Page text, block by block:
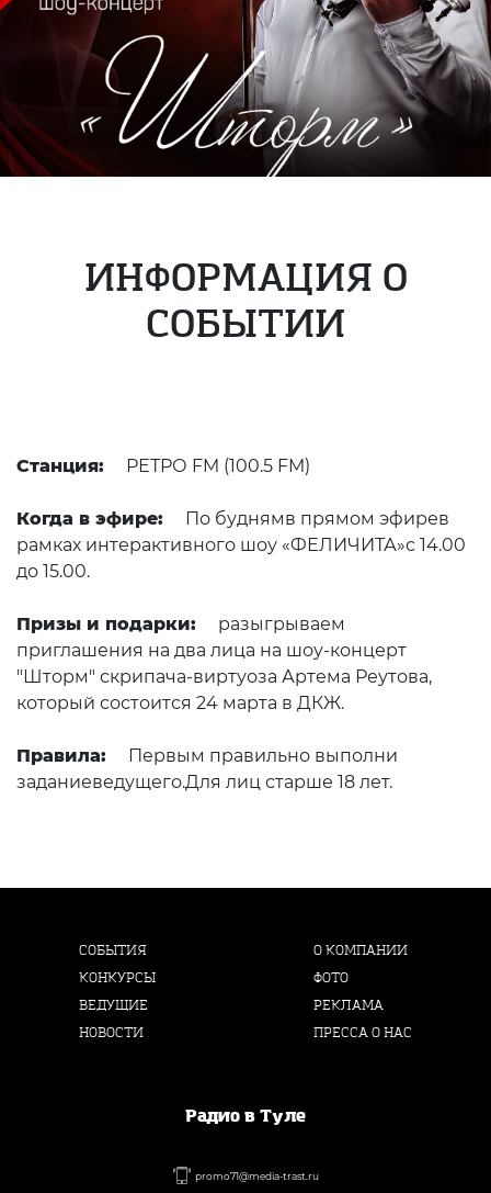
ИНФОРМАЦИЯ О
СОБЫТИИ
Станция: РЕТРО FM (100.5 FM)
Когда в эфире:
По буднямв прямом эфирев
рамках интерактивного шоу «ФЕЛИЧИТА»с 14.00
до 15.00.
Призы и подарки:
разыгрываем
приглашения на два лица на шоу-концерт
"Шторм" скрипача-виртуоза Артема Реутова,
который состоится 24 марта в ДКЖ.
Правила:
Первым правильно выполни
заданиеведущего.Для лиц старше 18 лет.
СОБЫТИЯ
КОНКУРСЫ
ВЕДУЩИЕ
НОВОСТИ
О КОМПАНИИ
ФОТО
РЕКЛАМА
ПРЕССА О НАС
Радио в Туле
promo71@media-trast.ru